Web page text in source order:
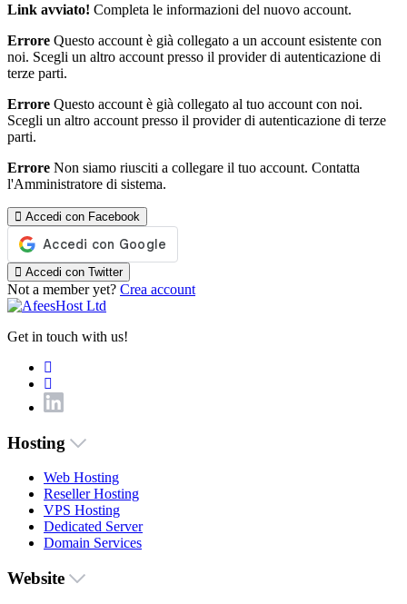
Link avviato! Completa le informazioni del nuovo account.
Errore Questo account è già collegato a un account esistente con
noi. Scegli un altro account presso il provider di autenticazione di
terze parti.
Errore Questo account è già collegato al tuo account con noi.
Scegli un altro account presso il provider di autenticazione di terze
parti.
Errore Non siamo riusciti a collegare il tuo account. Contatta
l'Amministratore di sistema.
Accedi con Facebook
Accedi con Twitter
Not a member yet? Crea account
Get in touch with us!
Hosting
Web Hosting
Reseller Hosting
VPS Hosting
Dedicated Server
Domain Services
Website